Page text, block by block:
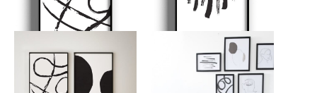
סוגים.
את
האפשרויות
בעמוד
סוגים.
ניתן
את
האפשרויות